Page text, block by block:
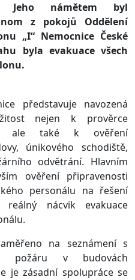
Jeho námětem byl
z pokojů Oddělení
„I“ Nemocnice České
byla evakuace všech
představuje navozená
nejen k prověrce
ale také k ověření
únikového schodiště,
odvětrání. Hlavním
ověření připravenosti
personálu na řešení
nácvik evakuace
na seznámení s
požáru v budovách
je zásadní spolupráce se